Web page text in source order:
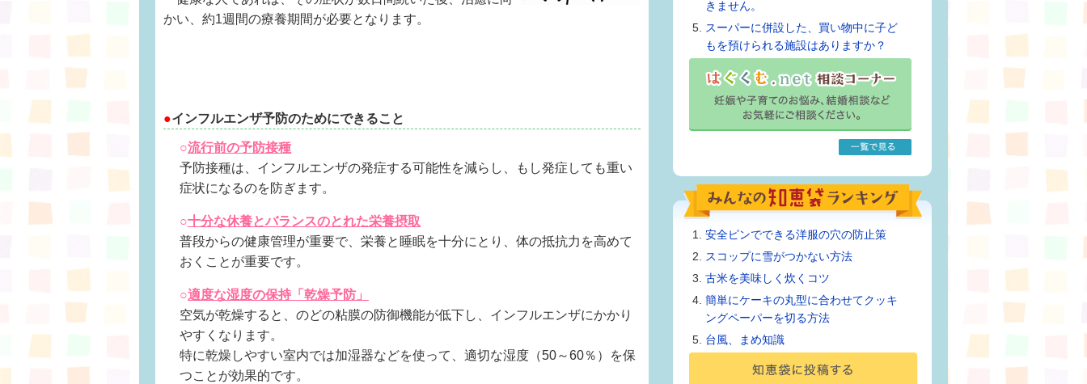
かい、約1週間の療養期間が必要となります。
●インフルエンザ予防のためにできること
○流行前の予防接種
予防接種は、インフルエンザの発症する可能性を減らし、もし発症しても重い
症状になるのを防ぎます。
○十分な休養とバランスのとれた栄養摂取
普段からの健康管理が重要で、栄養と睡眠を十分にとり、体の抵抗力を高めて
おくことが重要です。
○適度な湿度の保持「乾燥予防」
空気が乾燥すると、のどの粘膜の防御機能が低下し、インフルエンザにかかり
やすくなります。
特に乾燥しやすい室内では加湿器などを使って、適切な湿度（50～60％）を保
つことが効果的です。
きません。
スーパーに併設した、買い物中に子ど
もを預けられる施設はありますか？
安全ピンでできる洋服の穴の防止策
スコップに雪がつかない方法
古米を美味しく炊くコツ
簡単にケーキの丸型に合わせてクッキ
ングペーパーを切る方法
台風、まめ知識